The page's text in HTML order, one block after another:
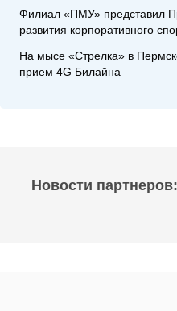
Филиал «ПМУ» представил
развития корпоративного
На мысе «Стрелка» в
прием 4G Билайна
Новости партнеров: